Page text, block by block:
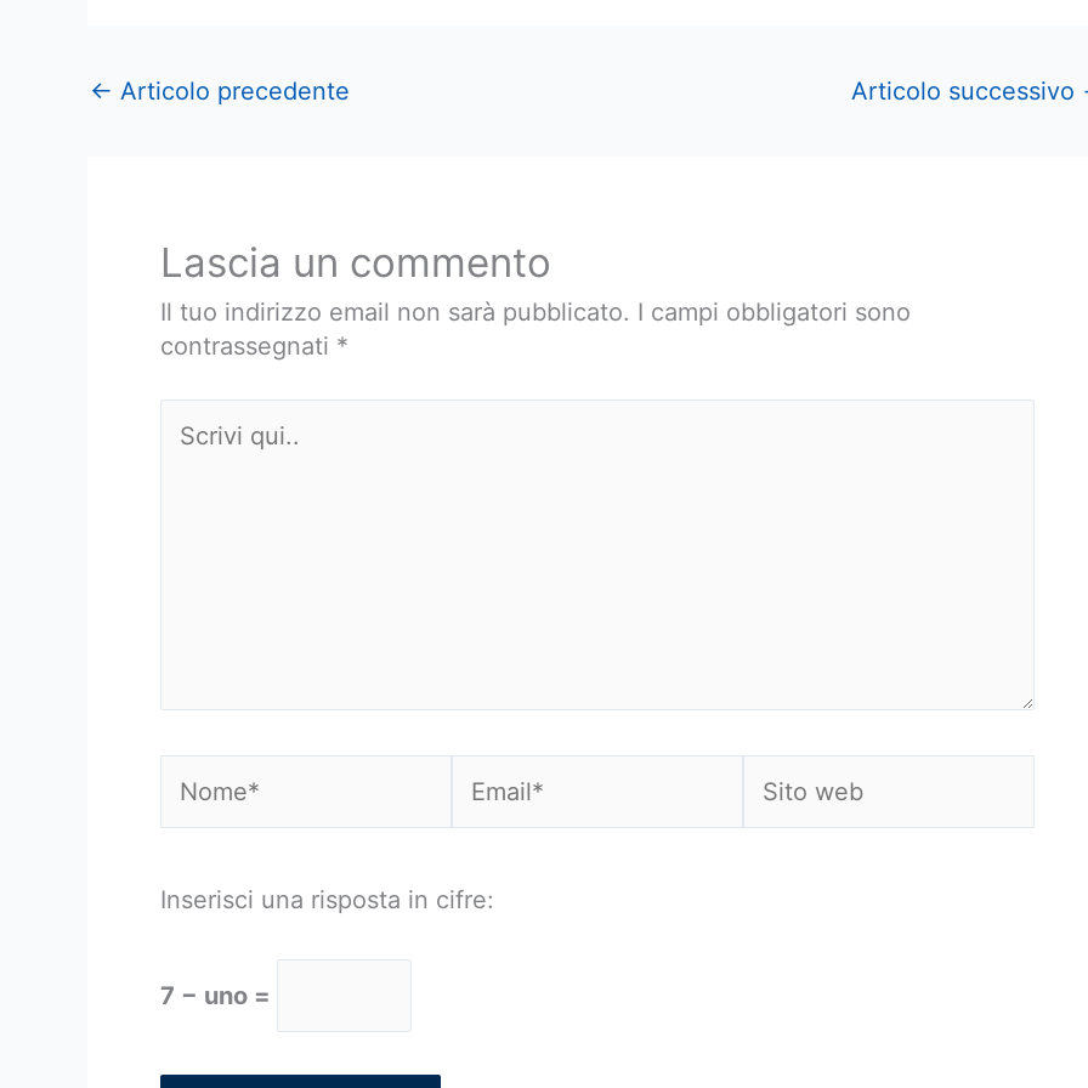
← Articolo precedente Articolo successivo
Lascia un commento
Il tuo indirizzo email non sarà pubblicato. I campi obbligatori sono
contrassegnati *
qui..
web
Inserisci una risposta in cifre:
7 − uno =